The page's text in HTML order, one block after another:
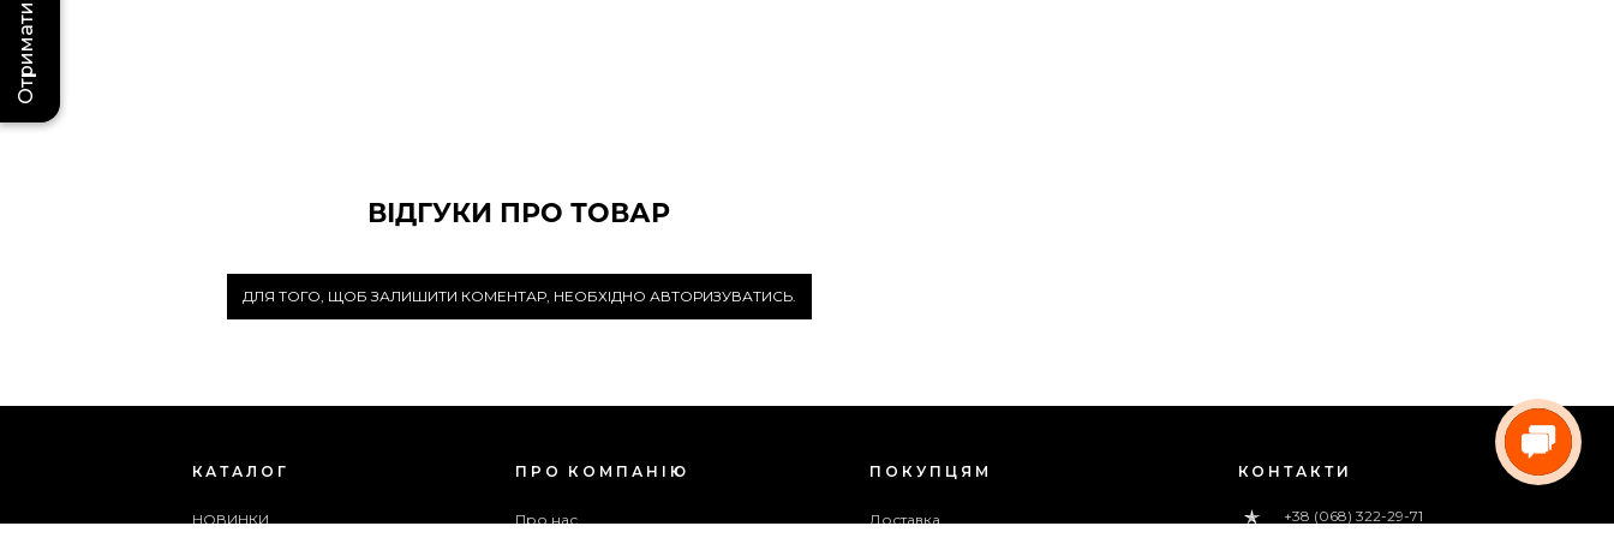
ВІДГУКИ ПРО ТОВАР
ДЛЯ ТОГО, ЩОБ ЗАЛИШИТИ КОМЕНТАР, НЕОБХІДНО АВТОРИЗУВАТИСЬ.
КАТАЛОГ
НОВИНКИ
ПРО КОМПАНІЮ
Про нас
ПОКУПЦЯМ
Доставка
КОНТАКТИ
+38 (068) 322-29-71